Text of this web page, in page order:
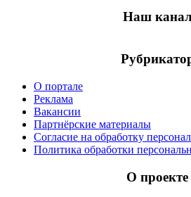
Наш
О портале
Реклама
Вакансии
Партнёрские материалы
Согласие на обработку
Политика обработки
О проекте